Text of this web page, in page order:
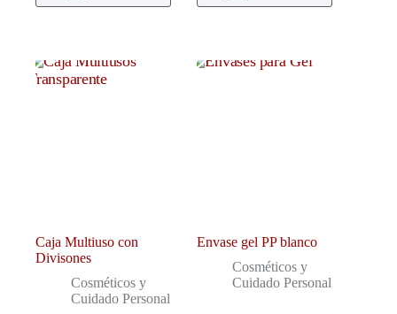
Caja Multiuso con
Divisones
Cosméticos y
Cuidado Personal
Envase gel PP blanco
Cosméticos y
Cuidado Personal